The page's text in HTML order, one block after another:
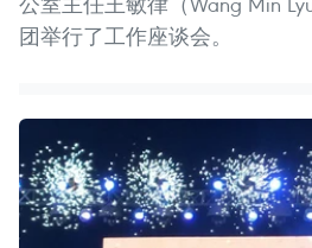
团举行了工作座谈会。 ​